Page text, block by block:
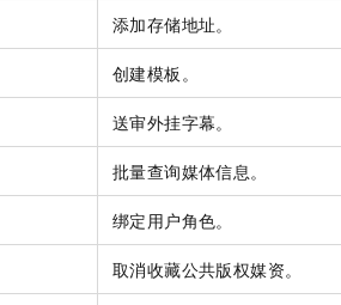
添加存储地址。
创建模板。
送审外挂字幕。
批量查询媒体信息。
绑定用户角色。
取消收藏公共版权媒资。
AI Native 的算法工程平台，一站式完成建模、训练、推理服务部署
10分钟微调：让0.6B模型媲美235B模型
用1%尺寸在特定领域达到大模型90%以上效果
R1 满血版
多种方案随心选，轻松解锁专属 DeepSeek
多模态数据
超强辅助，